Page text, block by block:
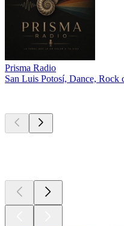
Prisma Radio
San Luis Potosí, Dance, Rock